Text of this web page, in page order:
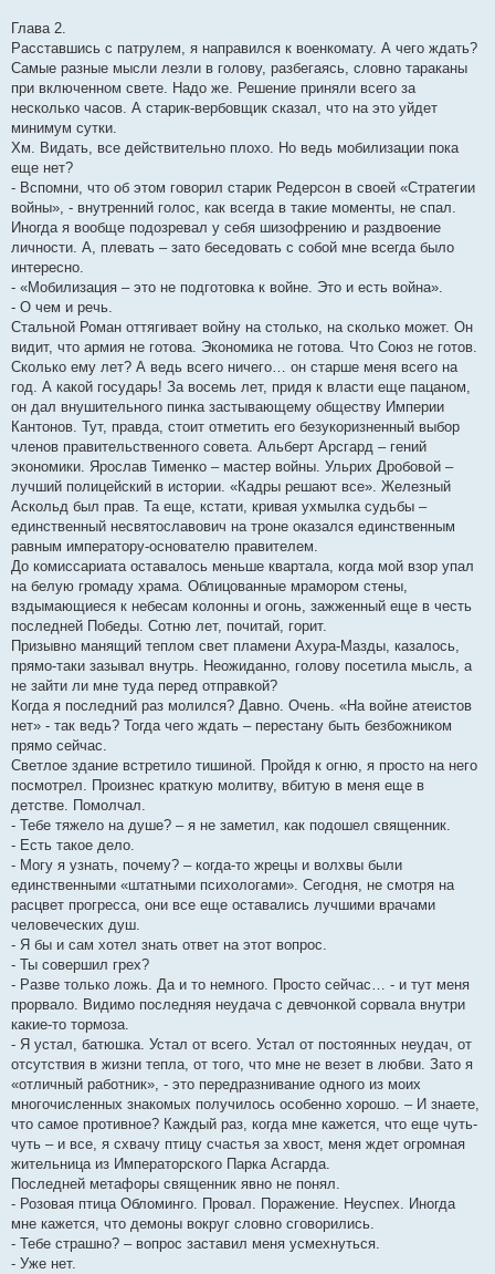
Глава 2.
Расставшись с патрулем, я направился к военкомату. А чего ждать?
Самые разные мысли лезли в голову, разбегаясь, словно тараканы
при включенном свете. Надо же. Решение приняли всего за
несколько часов. А старик-вербовщик сказал, что на это уйдет
минимум сутки.
Хм. Видать, все действительно плохо. Но ведь мобилизации пока
еще нет?
- Вспомни, что об этом говорил старик Редерсон в своей «Стратегии
войны», - внутренний голос, как всегда в такие моменты, не спал.
Иногда я вообще подозревал у себя шизофрению и раздвоение
личности. А, плевать – зато беседовать с собой мне всегда было
интересно.
- «Мобилизация – это не подготовка к войне. Это и есть война».
- О чем и речь.
Стальной Роман оттягивает войну на столько, на сколько может. Он
видит, что армия не готова. Экономика не готова. Что Союз не готов.
Сколько ему лет? А ведь всего ничего… он старше меня всего на
год. А какой государь! За восемь лет, придя к власти еще пацаном,
он дал внушительного пинка застывающему обществу Империи
Кантонов. Тут, правда, стоит отметить его безукоризненный выбор
членов правительственного совета. Альберт Арсгард – гений
экономики. Ярослав Тименко – мастер войны. Ульрих Дробовой –
лучший полицейский в истории. «Кадры решают все». Железный
Аскольд был прав. Та еще, кстати, кривая ухмылка судьбы –
единственный несвятославович на троне оказался единственным
равным императору-основателю правителем.
До комиссариата оставалось меньше квартала, когда мой взор упал
на белую громаду храма. Облицованные мрамором стены,
вздымающиеся к небесам колонны и огонь, зажженный еще в честь
последней Победы. Сотню лет, почитай, горит.
Призывно манящий теплом свет пламени Ахура-Мазды, казалось,
прямо-таки зазывал внутрь. Неожиданно, голову посетила мысль, а
не зайти ли мне туда перед отправкой?
Когда я последний раз молился? Давно. Очень. «На войне атеистов
нет» - так ведь? Тогда чего ждать – перестану быть безбожником
прямо сейчас.
Светлое здание встретило тишиной. Пройдя к огню, я просто на него
посмотрел. Произнес краткую молитву, вбитую в меня еще в
детстве. Помолчал.
- Тебе тяжело на душе? – я не заметил, как подошел священник.
- Есть такое дело.
- Могу я узнать, почему? – когда-то жрецы и волхвы были
единственными «штатными психологами». Сегодня, не смотря на
расцвет прогресса, они все еще оставались лучшими врачами
человеческих душ.
- Я бы и сам хотел знать ответ на этот вопрос.
- Ты совершил грех?
- Разве только ложь. Да и то немного. Просто сейчас… - и тут меня
прорвало. Видимо последняя неудача с девчонкой сорвала внутри
какие-то тормоза.
- Я устал, батюшка. Устал от всего. Устал от постоянных неудач, от
отсутствия в жизни тепла, от того, что мне не везет в любви. Зато я
«отличный работник», - это передразнивание одного из моих
многочисленных знакомых получилось особенно хорошо. – И знаете,
что самое противное? Каждый раз, когда мне кажется, что еще чуть-
чуть – и все, я схвачу птицу счастья за хвост, меня ждет огромная
жительница из Императорского Парка Асгарда.
Последней метафоры священник явно не понял.
- Розовая птица Обломинго. Провал. Поражение. Неуспех. Иногда
мне кажется, что демоны вокруг словно сговорились.
- Тебе страшно? – вопрос заставил меня усмехнуться.
- Уже нет.